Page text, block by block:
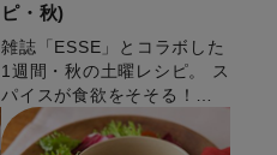
ピ・秋)
雑誌「ESSE」とコラボした
1週間・秋の土曜レシピ。 ス
パイスが食欲をそそる！
【準備時間：10分】